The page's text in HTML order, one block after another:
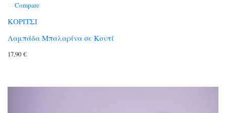
Compare
ΚΟΡΙΤΣΙ
Λαμπάδα Μπαλαρίνα σε Κουτί
17,90 €